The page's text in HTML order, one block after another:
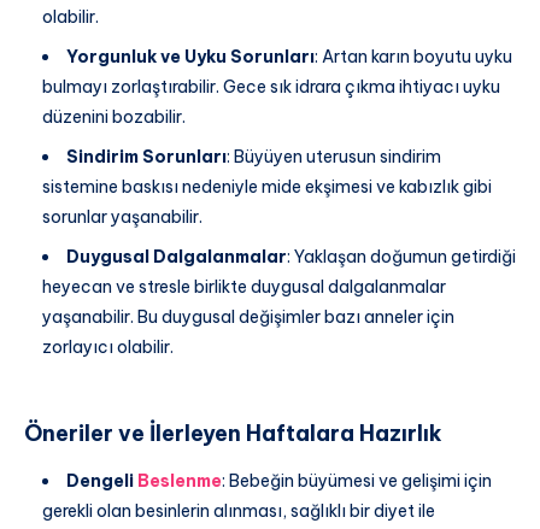
olabilir.
Yorgunluk ve Uyku Sorunları: Artan karın boyutu uyku
bulmayı zorlaştırabilir. Gece sık idrara çıkma ihtiyacı uyku
düzenini bozabilir.
Sindirim Sorunları: Büyüyen uterusun sindirim
sistemine baskısı nedeniyle mide ekşimesi ve kabızlık gibi
sorunlar yaşanabilir.
Duygusal Dalgalanmalar: Yaklaşan doğumun getirdiği
heyecan ve stresle birlikte duygusal dalgalanmalar
yaşanabilir. Bu duygusal değişimler bazı anneler için
zorlayıcı olabilir.
Öneriler ve İlerleyen Haftalara Hazırlık
Dengeli Beslenme: Bebeğin büyümesi ve gelişimi için
gerekli olan besinlerin alınması, sağlıklı bir diyet ile